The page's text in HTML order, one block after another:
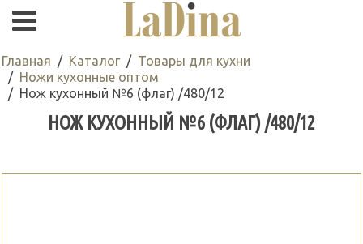
Главная Каталог
Товары для кухни
Ножи кухонные оптом
Нож кухонный №6 (флаг) /480/12
НОЖ КУХОННЫЙ №6 (ФЛАГ) /480/12